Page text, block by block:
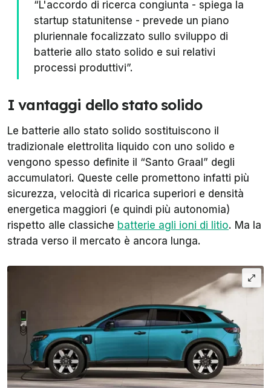
“L'accordo di ricerca congiunta - spiega la
startup statunitense - prevede un piano
pluriennale focalizzato sullo sviluppo di
batterie allo stato solido e sui relativi
processi produttivi”.
I vantaggi dello stato solido
Le batterie allo stato solido sostituiscono il
tradizionale elettrolita liquido con uno solido e
vengono spesso definite il “Santo Graal” degli
accumulatori. Queste celle promettono infatti più
sicurezza, velocità di ricarica superiori e densità
energetica maggiori (e quindi più autonomia)
rispetto alle classiche batterie agli ioni di litio. Ma la
strada verso il mercato è ancora lunga.